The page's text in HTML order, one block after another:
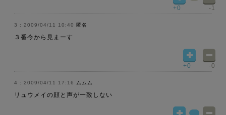
+0 -1
2009/04/11 10:40 匿名
３番今から見まーす
+0 -0
2009/04/11 17:16 ムムム
リュウメイの顔と声が一致しない